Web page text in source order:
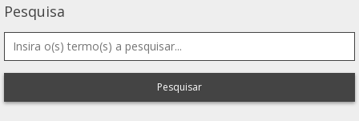
Pesquisa
Pesquisar